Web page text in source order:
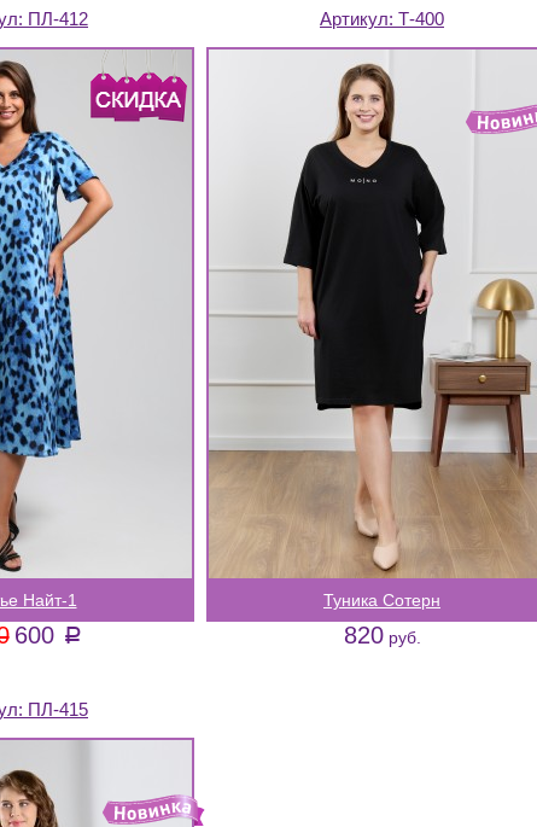
ПЛ-412
Найт-1
600 a
Артикул: Т-400
Туника Сотерн
820руб.
ПЛ-415